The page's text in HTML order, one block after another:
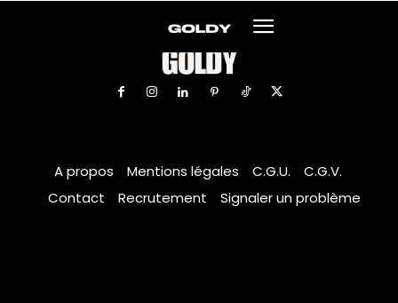
A propos Mentions légales C.G.U.
C.G.V.
Contact
Recrutement Signaler un problème